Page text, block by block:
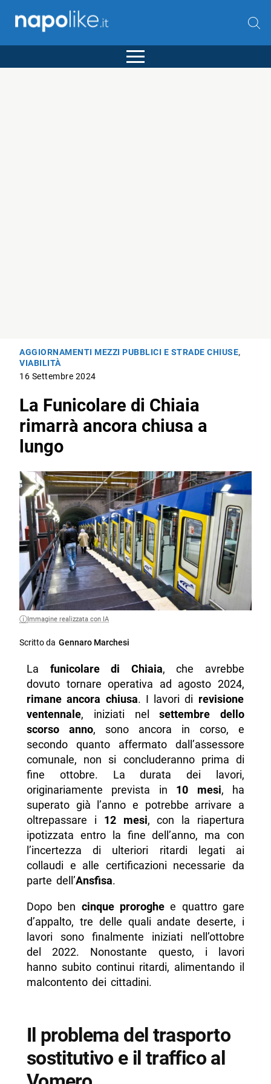
AGGIORNAMENTI MEZZI PUBBLICI E STRADE CHIUSE,
VIABILITÀ
16 Settembre 2024
La Funicolare di Chiaia
rimarrà ancora chiusa a
lungo
Immagine realizzata con IA
Scritto da Gennaro Marchesi
La funicolare di Chiaia, che avrebbe
dovuto tornare operativa ad agosto 2024,
rimane ancora chiusa. I lavori di revisione
ventennale, iniziati nelsettembre dello
scorso anno, sono ancora in corso, e
secondo quanto affermato dall’assessore
comunale, non si concluderanno prima di
fine ottobre. La durata dei lavori,
originariamente prevista in 10 mesi, ha
superato già l’anno e potrebbe arrivare a
oltrepassare i 12 mesi, con la riapertura
ipotizzata entro la fine dell’anno, ma con
l’incertezza di ulteriori ritardi legati ai
collaudi e alle certificazioni necessarie da
parte dell’Ansfisa.
Dopo ben cinque proroghe e quattro gare
d’appalto, tre delle quali andate deserte, i
lavori sono finalmente iniziati nell’ottobre
del 2022. Nonostante questo, i lavori
hanno subito continui ritardi, alimentando il
malcontento dei cittadini.
Il problema del trasporto
sostitutivo e il traffico al